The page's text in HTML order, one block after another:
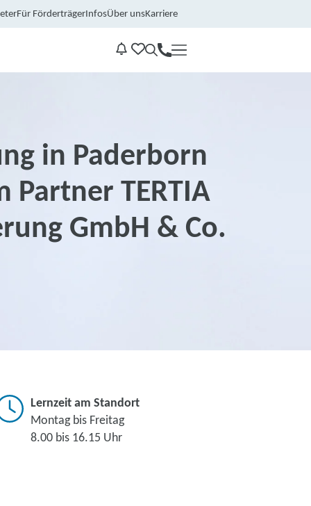
Für FörderträgerInfosÜber unsKarriere
Kontakt
in Paderborn
Partner TERTIA
GmbH & Co.
Lernzeit am Standort
Montag bis Freitag
8.00 bis 16.15 Uhr